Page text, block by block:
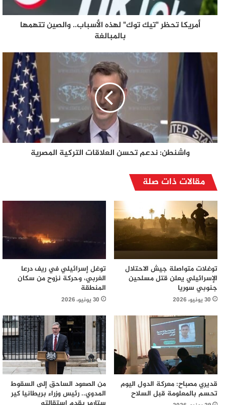
أمريكا تحظر "تيك توك" لهذه الأسباب.. والصين تتهمها
بالمبالغة
واشنطن: ندعم تحسن العلاقات التركية المصرية
مقالات ذات صلة
توغلات متواصلة جيش الاحتلال
الإسرائيلي يعلن قتل مسلحين
جنوبي سوريا
30 يونيو، 2026
توغل إسرائيلي في ريف درعا
الغربي، وحركة نزوح من سكان
المنطقة
30 يونيو، 2026
قديري مصباح: معركة الدول اليوم
تحسم بالمعلومة قبل السلاح
من الصعود الساحق إلى السقوط
المدوي.. رئيس وزراء بريطانيا كير